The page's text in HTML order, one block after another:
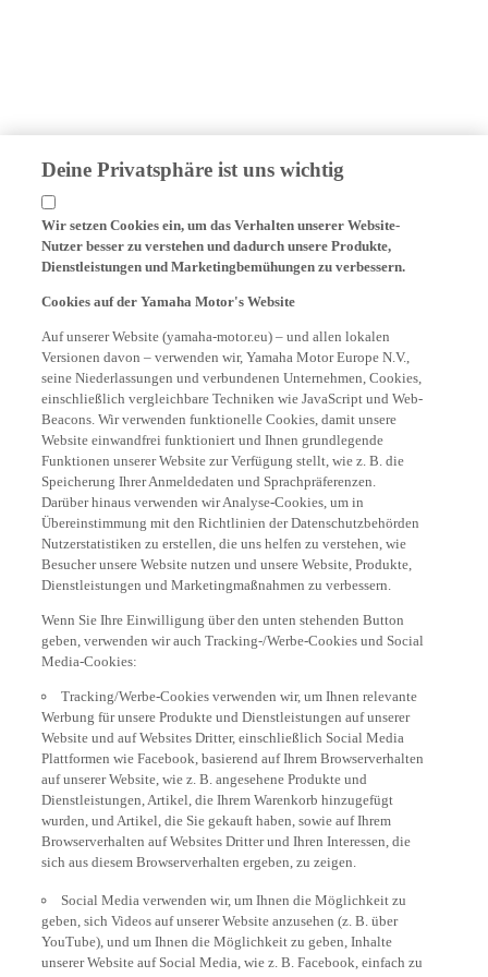
Deine Privatsphäre ist uns wichtig
Wir setzen Cookies ein, um das Verhalten unserer Website-
Nutzer besser zu verstehen und dadurch unsere Produkte,
Dienstleistungen und Marketingbemühungen zu verbessern.
Versionen davon – verwenden wir, Yamaha Motor Europe N.V.,
seine Niederlassungen und verbundenen Unternehmen, Cookies,
einschließlich vergleichbare Techniken wie JavaScript und Web-
Beacons. Wir verwenden funktionelle Cookies, damit unsere
Website einwandfrei funktioniert und Ihnen grundlegende
Funktionen unserer Website zur Verfügung stellt, wie z. B. die
Speicherung Ihrer Anmeldedaten und Sprachpräferenzen.
Darüber hinaus verwenden wir Analyse-Cookies, um in
Übereinstimmung mit den Richtlinien der Datenschutzbehörden
Nutzerstatistiken zu erstellen, die uns helfen zu verstehen, wie
Besucher unsere Website nutzen und unsere Website, Produkte,
Dienstleistungen und Marketingmaßnahmen zu verbessern.
geben, verwenden wir auch Tracking-/Werbe-Cookies und Social
Media-Cookies:
Werbung für unsere Produkte und Dienstleistungen auf unserer
Website und auf Websites Dritter, einschließlich Social Media
Plattformen wie Facebook, basierend auf Ihrem Browserverhalten
auf unserer Website, wie z. B. angesehene Produkte und
Dienstleistungen, Artikel, die Ihrem Warenkorb hinzugefügt
wurden, und Artikel, die Sie gekauft haben, sowie auf Ihrem
Browserverhalten auf Websites Dritter und Ihren Interessen, die
sich aus diesem Browserverhalten ergeben, zu zeigen.
geben, sich Videos auf unserer Website anzusehen (z. B. über
YouTube), und um Ihnen die Möglichkeit zu geben, Inhalte
unserer Website auf Social Media, wie z. B. Facebook, einfach zu
teilen. Bei diesen handelt es sich um Cookies von Social Media-